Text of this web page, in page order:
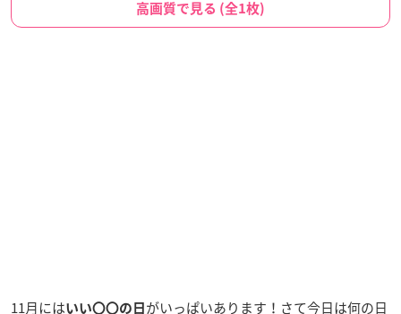
高画質で見る (全1枚)
11月にはいい〇〇の日 がいっぱいあります！さて今日は何の日